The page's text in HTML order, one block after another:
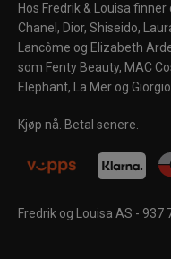
Hos Fredrik & Louisa
Chanel, Dior, Shiseido,
Lancôme og Elizabeth
som Fenty Beauty, MAC
Elephant, La Mer og
Kjøp nå. Betal senere.
Fredrik og Louisa AS - 937